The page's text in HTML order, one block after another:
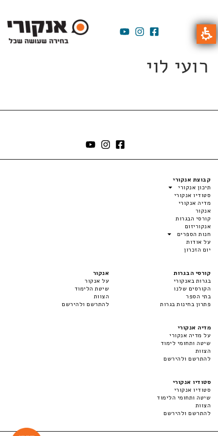
רועי לוי
קבוצת אנקורי
תיכון אנקורי
סטודיו אנקורי
מדיה אנקורי
אנקור
קורסי הבגרות
אנקוריזום
חנות הספרים
על אודות
יום הזכרון
קורסי הבגרות
בגרות באנקורי
הקורסים שלנו
בתי הספר
פתרון בחינות בגרות
אנקור
על אנקור
שיטת הלימוד
הצוות
להתרשם ולהירשם
מדיה אנקורי
על מדיה אנקורי
שיטה ותחומי לימוד
הצוות
להתרשם ולהירשם
סטודיו אנקורי
סטודיו אנקורי
שיטה ותחומי הלימוד
הצוות
להתרשם ולהירשם